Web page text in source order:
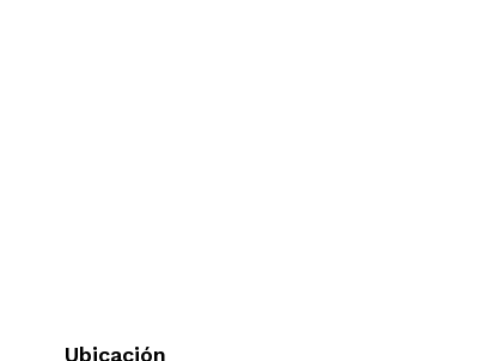
Ubicación